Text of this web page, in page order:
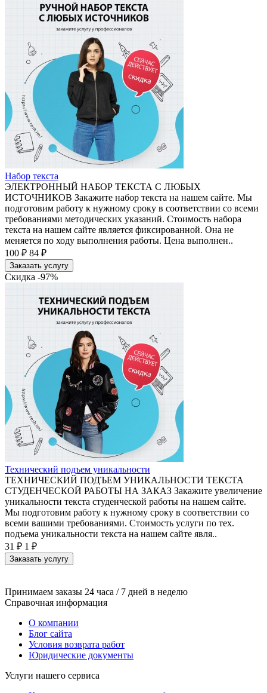
Набор текста
ЭЛЕКТРОННЫЙ НАБОР ТЕКСТА С ЛЮБЫХ
ИСТОЧНИКОВ Закажите набор текста на нашем сайте. Мы
подготовим работу к нужному сроку в соответствии со всеми
требованиями методических указаний. Стоимость набора
текста на нашем сайте является фиксированной. Она не
меняется по ходу выполнения работы. Цена выполнен..
100 ₽ 84 ₽
Заказать услугу
Скидка -97%
Технический подъем уникальности
ТЕХНИЧЕСКИЙ ПОДЪЕМ УНИКАЛЬНОСТИ ТЕКСТА
СТУДЕНЧЕСКОЙ РАБОТЫ НА ЗАКАЗ Закажите увеличение
уникальности текста студенческой работы на нашем сайте.
Мы подготовим работу к нужному сроку в соответствии со
всеми вашими требованиями. Стоимость услуги по тех.
подъема уникальности текста на нашем сайте явля..
31 ₽ 1 ₽
Заказать услугу
Принимаем заказы 24 часа / 7 дней в неделю
Справочная информация
О компании
Блог сайта
Условия возврата работ
Юридические документы
Услуги нашего сервиса